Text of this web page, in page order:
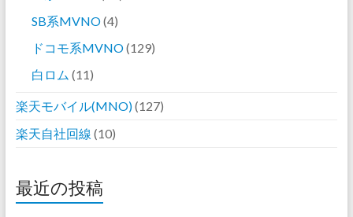
SB系MVNO(4)
ドコモ系MVNO(129)
白ロム (11)
楽天モバイル(MNO)(127)
楽天自社回線 (10)
最近の投稿